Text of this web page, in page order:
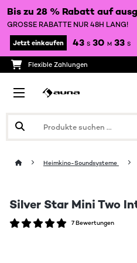
Bis zu 28 % Rabatt auf
GROSSE RABATTE NUR 48H LANG!
Jetzt einkaufen 43 S 30 M 33 S
Flexible Zahlungen
Heimkino-Soundsysteme
Silver Star Mini Two
7 Bewertungen